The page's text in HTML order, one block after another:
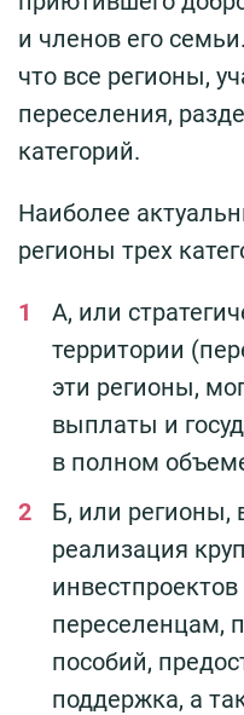
и членов его
что все регионы,
переселения,
категорий.
Наиболее
регионы трех
А, или
территории
эти регионы,
выплаты и
в полном
Б, или регионы,
реализация
переселенцам,
пособий,
поддержка, а